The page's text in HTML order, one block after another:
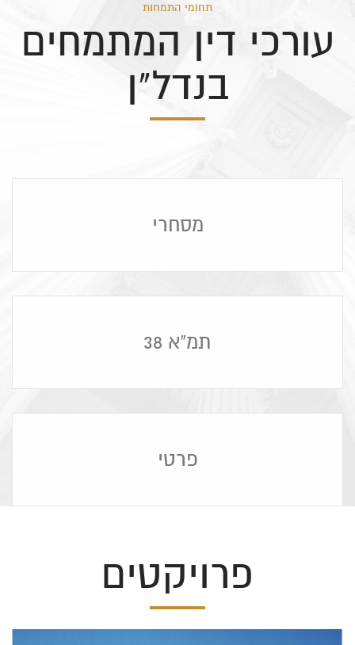
תחומי התמחות
עורכי דין המתמחים
בנדל"ן
מסחרי
תמ"א 38
פרטי
ההתמחות שלנו בתמ"א 38
פרויקטים